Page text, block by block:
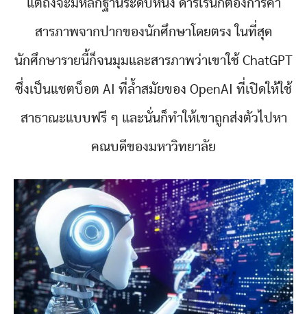
แต่ถึงจะมีหลักฐานระดับหนึ่ง ดาร์เรนก็ต้องการคำ
สารภาพจากปากของนักศึกษาโดยตรง ในที่สุด
นักศึกษารายนี้ก็จนมุมและสารภาพว่าเขาใช้ ChatGPT
ซึ่งเป็นแชตบ็อต AI ที่ล้ำสมัยของ OpenAI ที่เปิดให้ใช้
สาธาณะแบบฟรี ๆ และนั่นก็ทำให้เขาถูกส่งตัวไปหา
คณบดีของมหาวิทยาลัย